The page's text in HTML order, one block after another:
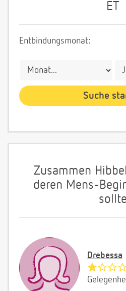
ET
Entbindungsmonat:
Zusammen
deren Mens-
sollte
Drebessa